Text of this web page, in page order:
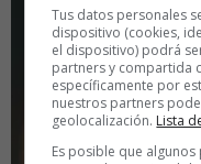
Tus datos personales
dispositivo (cookies,
el dispositivo) podrá
partners y compartida
específicamente por
nuestros partners
geolocalización. Lista
Es posible que